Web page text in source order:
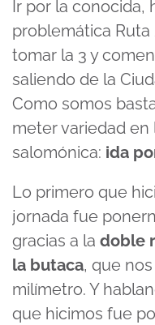
Ir por la conocida,
problemática Ruta
tomar la 3 y
saliendo de la
Como somos
meter variedad en
salomónica: ida
Lo primero que
jornada fue
gracias a la doble
la butaca, que
milímetro. Y
que hicimos fue